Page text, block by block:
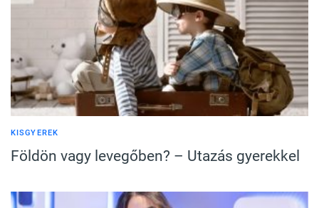
KISGYEREK
Földön vagy levegőben? – Utazás gyerekkel